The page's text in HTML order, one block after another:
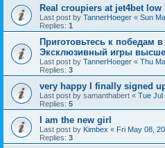
Real croupiers at jet4bet low
Last post by TannerHoeger « Sun
Replies: 1
Приготовьтесь к победам
Эксклюзивный игры
Last post by TannerHoeger « Thu
Replies: 3
very happy I finally signed
Last post by samanthabert « Tue Jul
Replies: 5
I am the new girl
Last post by Kimbex « Fri May 08,
Replies: 3